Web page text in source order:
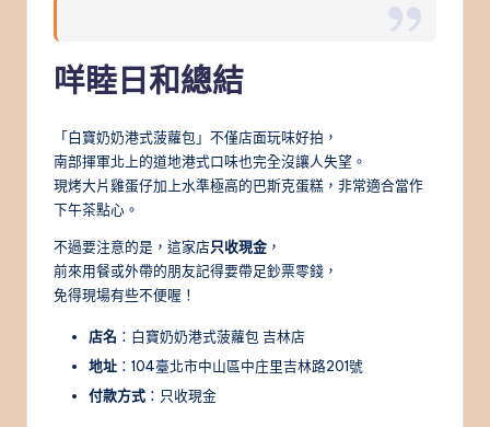
咩睦日和總結
「白寶奶奶港式菠蘿包」不僅店面玩味好拍，
南部揮軍北上的道地港式口味也完全沒讓人失望。
現烤大片雞蛋仔加上水準極高的巴斯克蛋糕，非常適合當作
下午茶點心。
不過要注意的是，這家店只收現金 ，
前來用餐或外帶的朋友記得要帶足鈔票零錢，
免得現場有些不便喔！
店名 ：白寶奶奶港式菠蘿包 吉林店
地址 ：104臺北市中山區中庄里吉林路201號
付款方式 ：只收現金